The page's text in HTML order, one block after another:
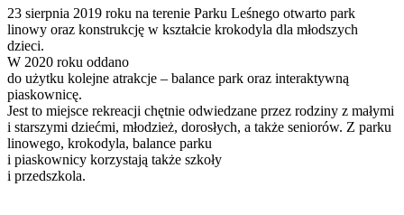
23 sierpnia 2019 roku na terenie Parku Leśnego otwarto park
linowy oraz konstrukcję w kształcie krokodyla dla młodszych
dzieci.
W 2020 roku oddano
do użytku kolejne atrakcje – balance park oraz interaktywną
piaskownicę.
Jest to miejsce rekreacji chętnie odwiedzane przez rodziny z małymi
i starszymi dziećmi, młodzież, dorosłych, a także seniorów. Z parku
linowego, krokodyla, balance parku
i piaskownicy korzystają także szkoły
i przedszkola.